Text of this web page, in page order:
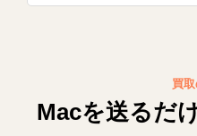
買
Macを送るだ